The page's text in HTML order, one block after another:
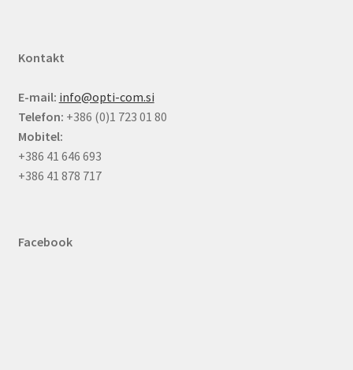
Kontakt
E-mail: info@opti-com.si
Telefon: +386 (0)1 723 01 80
Mobitel:
+386 41 646 693
+386 41 878 717
Facebook